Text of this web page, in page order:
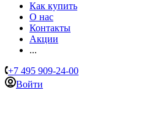
Как купить
О нас
Контакты
Акции
...
+7 495 909-24-00
Войти